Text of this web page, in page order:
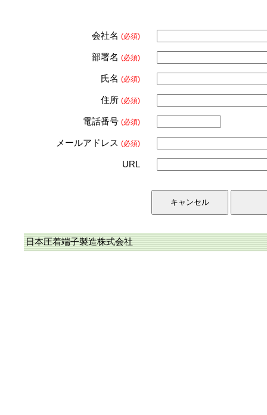
会社名 (必須)
部署名 (必須)
氏名 (必須)
住所 (必須)
電話番号 (必須)
メールアドレス (必須)
URL
日本圧着端子製造株式会社